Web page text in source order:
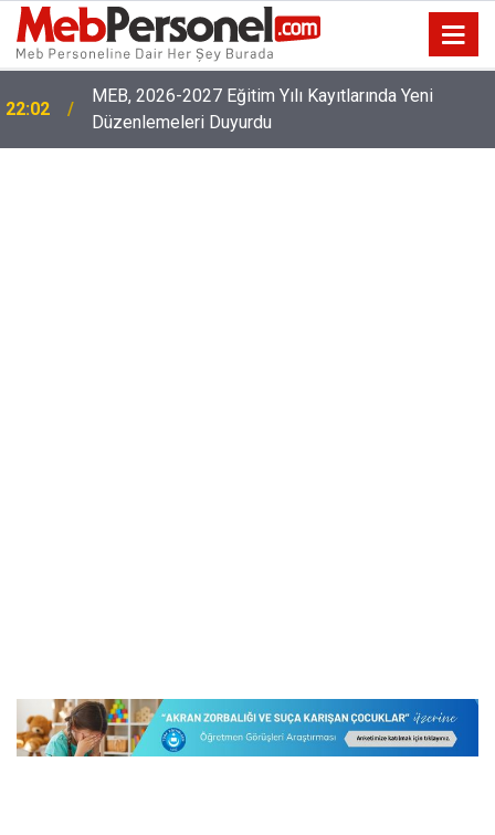
22:02
MEB, 2026-2027 Eğitim Yılı Kayıtlarında Yeni
Düzenlemeleri Duyurdu